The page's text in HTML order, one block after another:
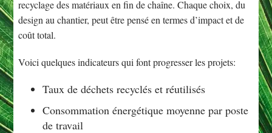
recyclage des matériaux en fin de chaîne. Chaque choix, du
design au chantier, peut être pensé en termes d’impact et de
coût total.
Voici quelques indicateurs qui font progresser les projets:
Taux de déchets recyclés et réutilisés
Consommation énergétique moyenne par poste
de travail